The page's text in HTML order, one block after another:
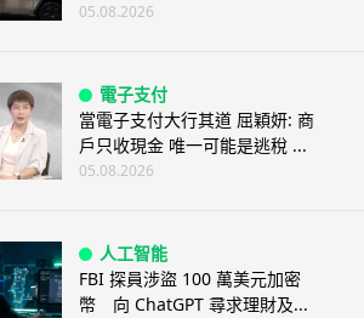
05.08.2026
電子支付
當電子支付大行其道 屈穎妍: 商
戶只收現金 唯一可能是逃稅 ...
05.08.2026
人工智能
FBI 探員涉盜 100 萬美元加密
幣 向 ChatGPT 尋求理財及...